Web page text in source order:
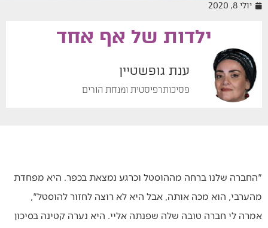
יולי 8, 2020
מיומנה של מטפלתילדות של אף אחד
ענת גופשטיין
פסיכותרפיסטית ומנחת הורים
"החברה שלנו ברחה מההוסטל וכרגע נמצאת בכפר. היא מפחדת
מהערבי, הוא מכה אותה, אבל היא לא רוצה לחזור להוסטל",
אמרה לי חברה טובה שלה שפנתה אליי. היא נערה קטינה בסיכון